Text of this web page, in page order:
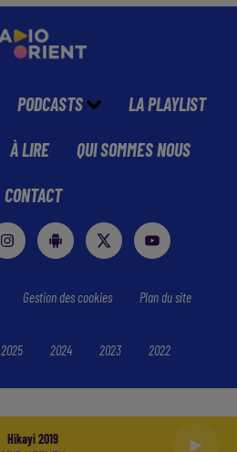
Hikayi 2019
PODCASTS LA PLAYLIST
À LIRE QUI SOMMES NOUS
CONTACT
Gestion des cookies Plan du site
2025 2024 2023 2022